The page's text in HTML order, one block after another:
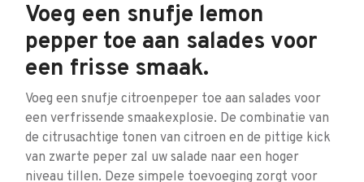
Voeg een snufje lemon
pepper toe aan salades voor
een frisse smaak.
Voeg een snufje citroenpeper toe aan salades voor
een verfrissende smaakexplosie. De combinatie van
de citrusachtige tonen van citroen en de pittige kick
van zwarte peper zal uw salade naar een hoger
niveau tillen. Deze simpele toevoeging zorgt voor